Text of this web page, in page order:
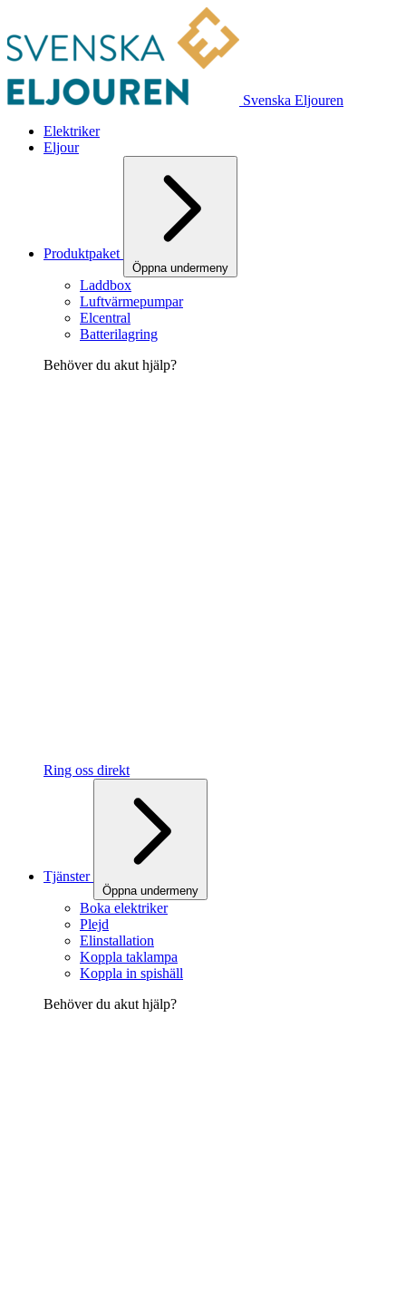
Svenska Eljouren
Elektriker
Eljour
Produktpaket
Öppna undermeny
Laddbox
Luftvärmepumpar
Elcentral
Batterilagring
Behöver du akut hjälp?
Ring oss direkt
Tjänster
Öppna undermeny
Boka elektriker
Plejd
Elinstallation
Koppla taklampa
Koppla in spishäll
Behöver du akut hjälp?